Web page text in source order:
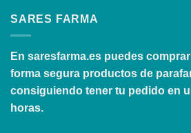
SARES FARMA
En saresfarma.es puedes
forma segura productos de
consiguiendo tener tu pedido en
horas.